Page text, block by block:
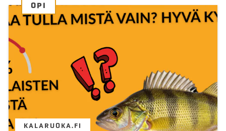
OPI
KALARUOKA.FI